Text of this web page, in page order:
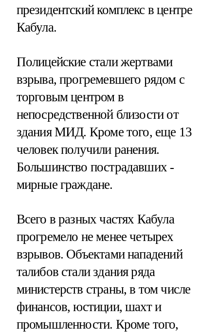
президентский комплекс в центре
Кабула.
Полицейские стали жертвами
взрыва, прогремевшего рядом с
торговым центром в
непосредственной близости от
здания МИД. Кроме того, еще 13
человек получили ранения.
Большинство пострадавших -
мирные граждане.
Всего в разных частях Кабула
прогремело не менее четырех
взрывов. Объектами нападений
талибов стали здания ряда
министерств страны, в том числе
финансов, юстиции, шахт и
промышленности. Кроме того,